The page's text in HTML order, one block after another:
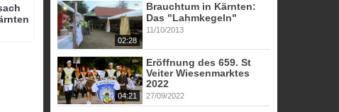
02:28
Brauchtum in Kärnten:
Das "Lahmkegeln"
11/10/2013
04:21
Eröffnung des 659. St
Veiter Wiesenmarktes
2022
27/09/2022